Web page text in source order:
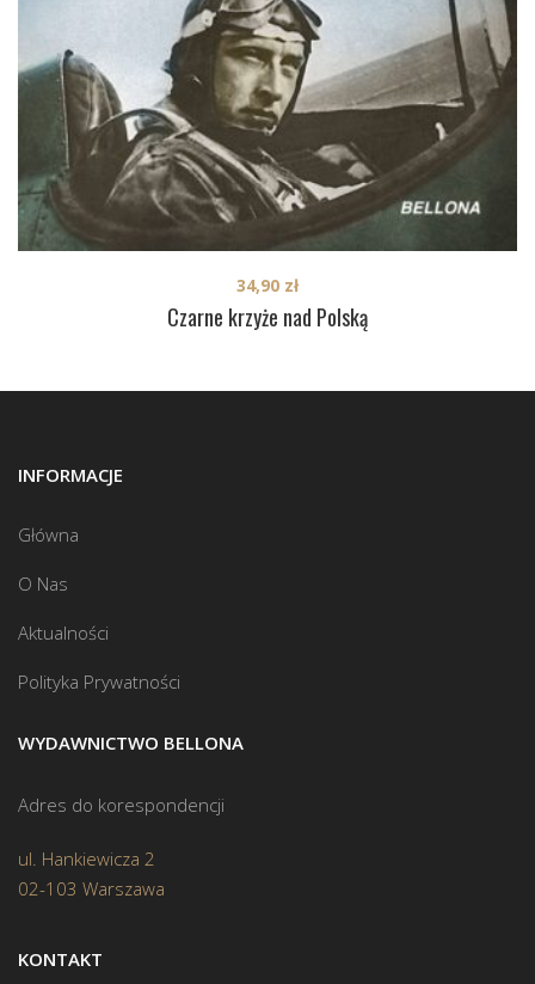
Czarne krzyże nad Polską
34,90 zł
INFORMACJE
Główna
O Nas
Aktualności
Polityka Prywatności
WYDAWNICTWO BELLONA
Adres do korespondencji
ul. Hankiewicza 2
02-103 Warszawa
KONTAKT